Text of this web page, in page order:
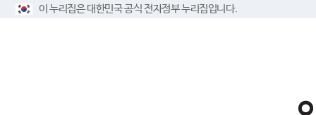
이 누리집은 대한민국 공식 전자정부 누리집입니다.